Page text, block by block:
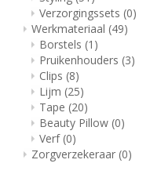
Verzorgingssets (0)
Werkmateriaal (49)
Borstels (1)
Pruikenhouders (3)
Clips (8)
Lijm (25)
Tape (20)
Beauty Pillow (0)
Verf (0)
Zorgverzekeraar (0)